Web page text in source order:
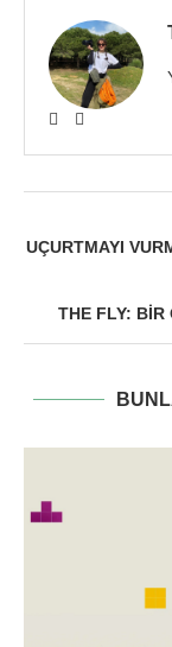
UÇURTMAYI
THE FLY: BIR